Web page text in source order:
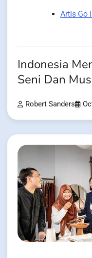
Artis Go
Indonesia
Seni Dan
Robert Sanders